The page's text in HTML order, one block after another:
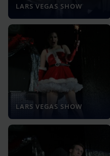
LARS VEGAS SHOW
LARS VEGAS SHOW